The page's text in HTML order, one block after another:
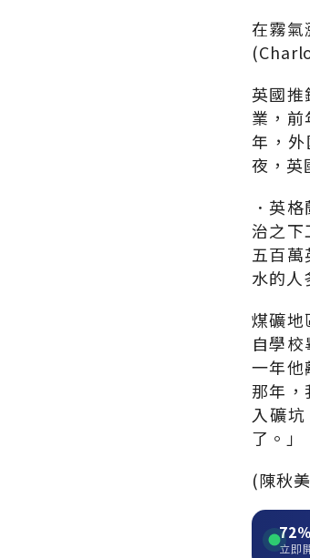
在霧
英國
業，
年，
夜，英
．英
治之
五百
水的人
煤礦地
自學
一年他
那年
入礦
了。」
(陳秋
72%
立即